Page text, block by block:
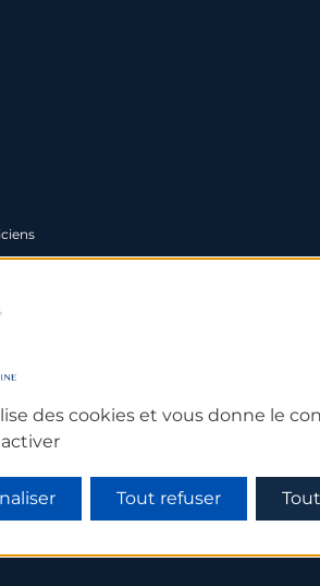
des cookies et vous donne le
Tout refuser